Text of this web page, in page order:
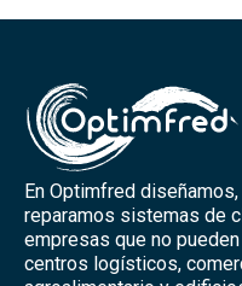
En Optimfred
reparamos sistemas de
empresas que no
centros logísticos,